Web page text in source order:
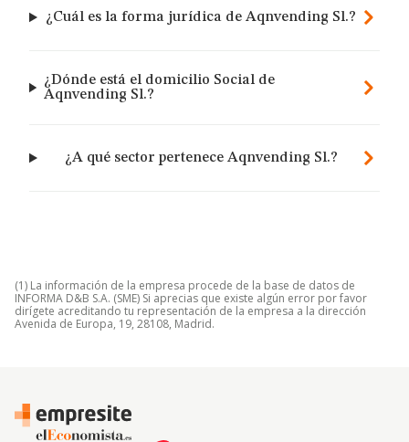
¿Cuál es la forma jurídica de Aqnvending Sl.?
¿Dónde está el domicilio Social de
Aqnvending Sl.?
¿A qué sector pertenece Aqnvending Sl.?
(1) La información de la empresa procede de la base de datos de
INFORMA D&B S.A. (SME) Si aprecias que existe algún error por favor
dirígete acreditando tu representación de la empresa a la dirección
Avenida de Europa, 19, 28108, Madrid.